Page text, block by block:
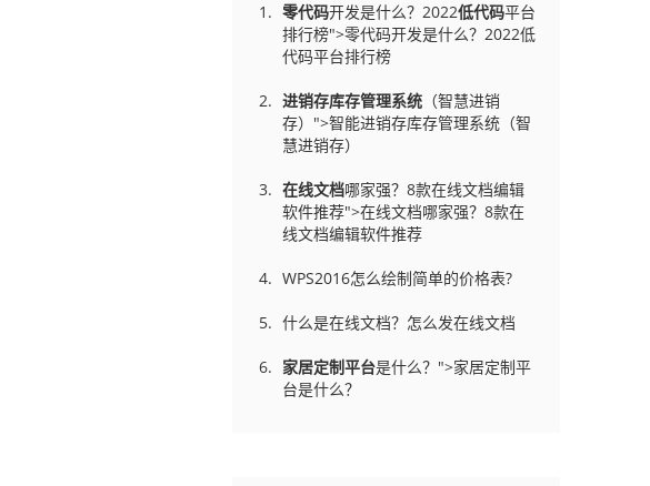
零代码开发是什么？2022低代码平台
排行榜">零代码开发是什么？2022低
代码平台排行榜
进销存库存管理系统 （智慧进销
存）">智能进销存库存管理系统（智
慧进销存）
在线文档哪家强？8款在线文档编辑
软件推荐">在线文档哪家强？8款在
线文档编辑软件推荐
WPS2016怎么绘制简单的价格表?
什么是在线文档？怎么发在线文档
家居定制平台是什么？">家居定制平
台是什么？